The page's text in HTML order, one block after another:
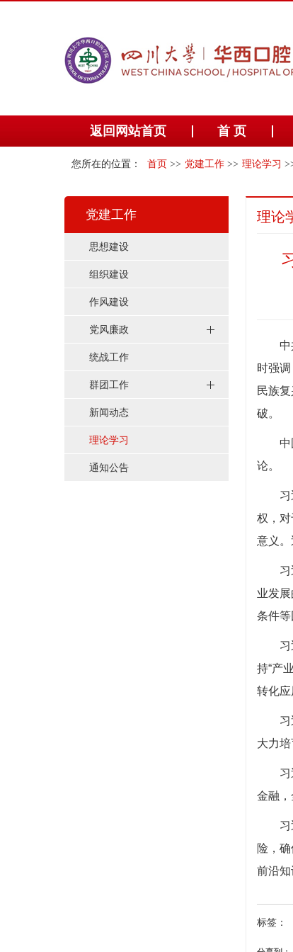
返回网站首页 首 页
您所在的位置： 首页 >> 党建工作 >> 理论学习
党建工作
思想建设
组织建设
作风建设
党风廉政
统战工作
群团工作
新闻动态
理论学习
通知公告
理论
时强
民族
破。
论。
权，
意义。
业发
条件等
持“产
转化应
大力
金融，
险，
前沿知
标签：